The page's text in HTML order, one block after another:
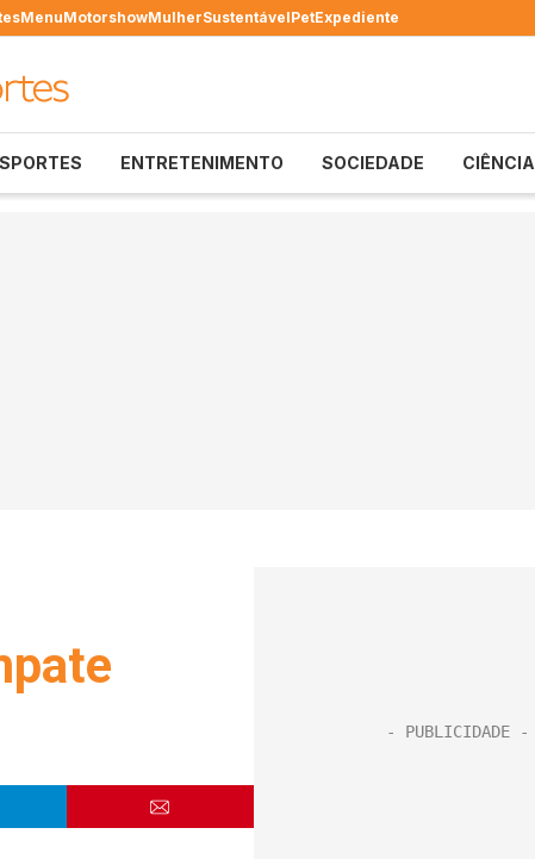
MenuMotorshowMulherSustentávelPetExpediente
ENTRETENIMENTO SOCIEDADE CIÊNCIA